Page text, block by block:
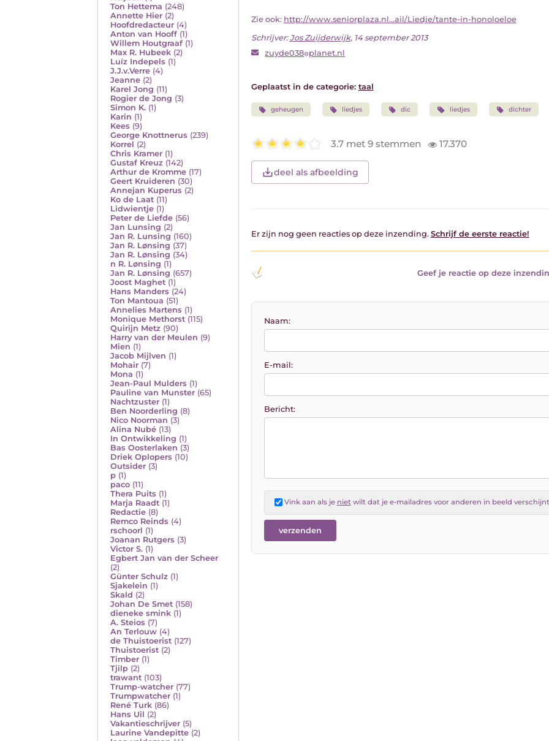
Ton Hettema (248)
Annette Hier (2)
Hoofdredacteur (4)
Anton van Hooff (1)
Willem Houtgraaf (1)
Max R. Hubeek (2)
Luíz Indepels (1)
J.J.v.Verre (4)
Jeanne (2)
Karel Jong (11)
Rogier de Jong (3)
Simon K. (1)
Karin (1)
Kees (9)
George Knottnerus (239)
Korrel (2)
Chris Kramer (1)
Gustaf Kreuz (142)
Arthur de Kromme (17)
Geert Kruideren (30)
Annejan Kuperus (2)
Ko de Laat (11)
Lidwientje (1)
Peter de Liefde (56)
Jan Lunsing (2)
Jan R. Lunsing (160)
Jan R. Lønsing (37)
Jan R. Lønsing (34)
n R. Lønsing (1)
Jan R. Lønsing (657)
Joost Maghet (1)
Hans Manders (24)
Ton Mantoua (51)
Annelies Martens (1)
Monique Methorst (115)
Quirijn Metz (90)
Harry van der Meulen (9)
Mien (1)
Jacob Mijlven (1)
Mohair (7)
Mona (1)
Jean-Paul Mulders (1)
Pauline van Munster (65)
Nachtzuster (1)
Ben Noorderling (8)
Nico Noorman (3)
Alina Nubé (13)
In Ontwikkeling (1)
Bas Oosterlaken (3)
Driek Oplopers (10)
Outsider (3)
p (1)
paco (11)
Thera Puits (1)
Marja Raadt (1)
Redactie (8)
Remco Reinds (4)
rschoorl (1)
Joanan Rutgers (3)
Victor S. (1)
Egbert Jan van der Scheer
(2)
Günter Schulz (1)
Sjakelein (1)
Skald (2)
Johan De Smet (158)
dieneke smink (1)
A. Steios (7)
An Terlouw (4)
de Thuistoerist (127)
Thuistoerist (2)
Timber (1)
Tjilp (2)
trawant (103)
Trump-watcher (77)
Trumpwatcher (1)
René Turk (86)
Hans Uil (2)
Vakantieschrijver (5)
Laurine Vandepitte (2)
Zie ook: http://www.seniorplaza.nl...ail/Liedje/tante-in-honoloeloe
Schrijver:Jos Zuijderwijk, 14 september 2013
zuyde038 planet.nl
Geplaatst in de categorie: taal
geheugen liedjes dic liedjes dichter
3.7 met 9 stemmen 17.370
deel als afbeelding
Er zijn nog geen reacties op deze inzending. Schrijf de eerste reactie!
Geef je reactie op deze
Naam:
E-mail:
Bericht:
Vink aan als je nietwilt dat je e-mailadres voor anderen in beeld verschijnt